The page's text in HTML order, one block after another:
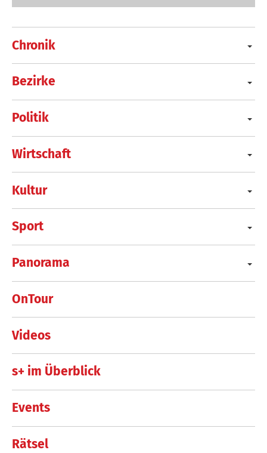
Chronik
Bezirke
Politik
Wirtschaft
Kultur
Sport
Panorama
OnTour
Videos
s+ im Überblick
Events
Rätsel